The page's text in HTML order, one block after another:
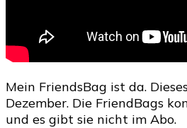
Mein FriendsBag ist da.
Dezember. Die FriendBags
und es gibt sie nicht im Abo.